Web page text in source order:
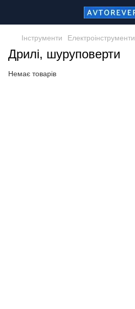
Інструменти Електроінструменти
Дрилі, шуруповерти
Немає товарів